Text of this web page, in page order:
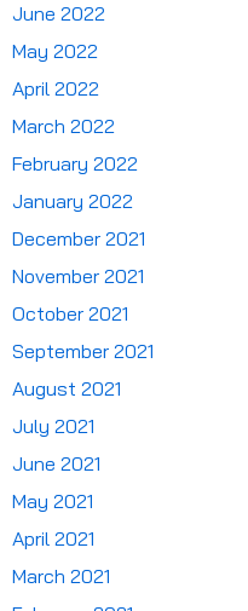
June 2022
May 2022
April 2022
March 2022
February 2022
January 2022
December 2021
November 2021
October 2021
September 2021
August 2021
July 2021
June 2021
May 2021
April 2021
March 2021